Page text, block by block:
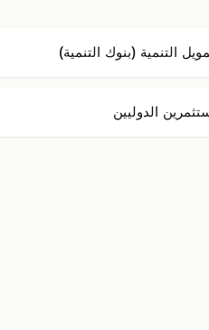
التنمية (بنوك التنمية)
الدوليين